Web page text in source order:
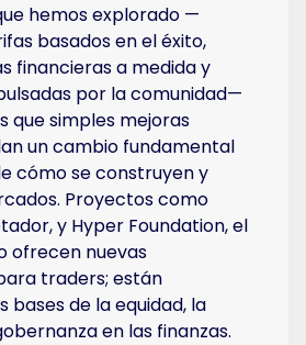
hemos explorado —
basados en el éxito,
financieras a medida y
por la comunidad—
que simples mejoras
un cambio fundamental
cómo se construyen y
Proyectos como
y Hyper Foundation, el
ofrecen nuevas
traders; están
bases de la equidad, la
en las finanzas.